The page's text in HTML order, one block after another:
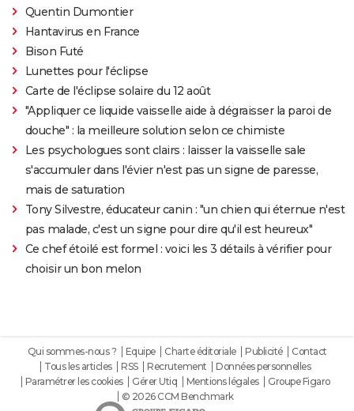
Quentin Dumontier
Hantavirus en France
Bison Futé
Lunettes pour l'éclipse
Carte de l'éclipse solaire du 12 août
"Appliquer ce liquide vaisselle aide à dégraisser la paroi de
douche" : la meilleure solution selon ce chimiste
Les psychologues sont clairs : laisser la vaisselle sale
s'accumuler dans l'évier n'est pas un signe de paresse,
mais de saturation
Tony Silvestre, éducateur canin : "un chien qui éternue n'est
pas malade, c'est un signe pour dire qu'il est heureux"
Ce chef étoilé est formel : voici les 3 détails à vérifier pour
choisir un bon melon
Qui sommes-nous ? Equipe Charte éditoriale Publicité
Contact
Tous les articles
RSS Recrutement
Données personnelles
Paramétrer les cookies
Gérer Utiq Mentions légales
Groupe Figaro
© 2026 CCM Benchmark